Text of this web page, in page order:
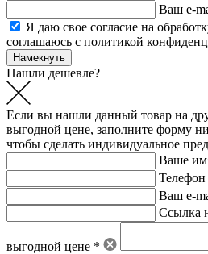
Ваш e-
Я даю свое согласие на
соглашаюсь с политикой
Нашли дешевле?
Если вы нашли данный товар на
выгодной цене, заполните форму
чтобы сделать индивидуальное
Ваше
Ваш e-
Ссылка
выгодной цене *